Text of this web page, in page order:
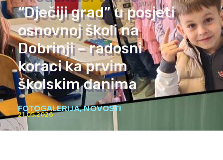
“Dječiji grad” u posjeti
osnovnoj školi na
Dobrinji – radosni
koraci ka prvim
školskim danima
FOTOGALERIJA,NOVOSTI
21.05.2026